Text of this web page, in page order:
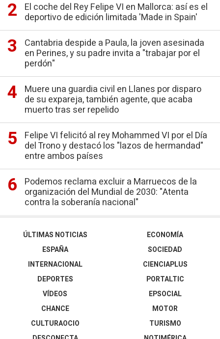
El coche del Rey Felipe VI en Mallorca: así es el
deportivo de edición limitada 'Made in Spain'
Cantabria despide a Paula, la joven asesinada
en Perines, y su padre invita a "trabajar por el
perdón"
Muere una guardia civil en Llanes por disparo
de su expareja, también agente, que acaba
muerto tras ser repelido
Felipe VI felicitó al rey Mohammed VI por el Día
del Trono y destacó los "lazos de hermandad"
entre ambos países
Podemos reclama excluir a Marruecos de la
organización del Mundial de 2030: "Atenta
contra la soberanía nacional"
ÚLTIMAS NOTICIAS
ESPAÑA
INTERNACIONAL
DEPORTES
VÍDEOS
ECONOMÍA
SOCIEDAD
CIENCIAPLUS
PORTALTIC
EPSOCIAL
CHANCE
CULTURAOCIO
MOTOR
TURISMO